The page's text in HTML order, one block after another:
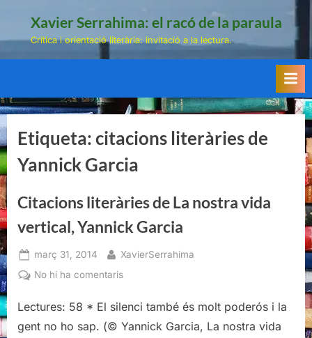
Xavier Serrahima: el racó de la paraula
Crítica i orientació literària: invitació a la lectura.
Etiqueta:citacions literàries de
Yannick Garcia
Citacions literàries de La nostra vida
vertical, Yannick Garcia
Posted
on
març 31, 2014 By
XavierSerrahima
No hi ha comentarisa
literàries
de
Lectures: 58 * El silenci també és molt poderós i la
gent no ho sap. (© Yannick Garcia, La nostra vida